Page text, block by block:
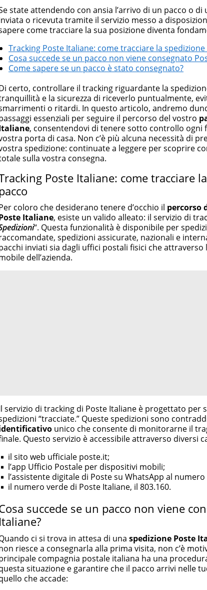
numerose testate ed è presidente dell'Associazione
state attendendo con ansia l’arrivo di un pacco o di
o ricevuta tramite il servizio messo a
come tracciare la sua posizione diventa
Tracking Poste Italiane: come tracciare la
Cosa succede se un pacco non viene consegnato
Come sapere se un pacco è stato consegnato?
certo, controllare il tracking riguardante la
e la sicurezza di riceverlo puntualmente,
o ritardi. In questo articolo, andremo
essenziali per seguire il percorso del vostro
, consentendovi di tenere sotto controllo ogni
porta di casa. Non c’è più alcuna necessità di
spedizione: continuate a leggere per scoprire
sulla vostra consegna.
Poste Italiane: come tracciare
coloro che desiderano tenere d’occhio il percorso
Italiane, esiste un valido alleato: il servizio di
“. Questa funzionalità è disponibile per
spedizioni assicurate, nazionali e
inviati sia dagli uffici postali fisici che attraverso
dell’azienda.
servizio di tracking di Poste Italiane è progettato per
“tracciate.” Queste spedizioni sono
unico che consente di monitorarne il
Questo servizio è accessibile attraverso diversi
il sito web ufficiale poste.it;
l’app Ufficio Postale per dispositivi mobili;
l’assistente digitale di Poste su WhatsApp al numero
il numero verde di Poste Italiane, il 803.160.
succede se un pacco non viene
Italiane?
ci si trova in attesa di una spedizione Poste
riesce a consegnarla alla prima visita, non c’è
compagnia postale italiana ha una
situazione e garantire che il pacco arrivi nelle
che accade: